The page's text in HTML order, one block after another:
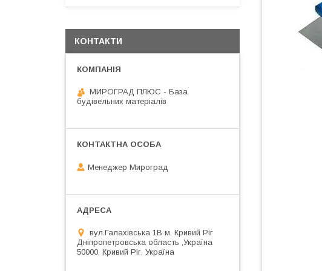
КОНТАКТИ
МИРОГРАД ПЛЮС - База
будівельних матеріалів
Менеджер Мироград
вул.Галахівська 1В м. Кривий Ріг
Дніпропетровська область ,Україна
50000, Кривий Ріг, Україна